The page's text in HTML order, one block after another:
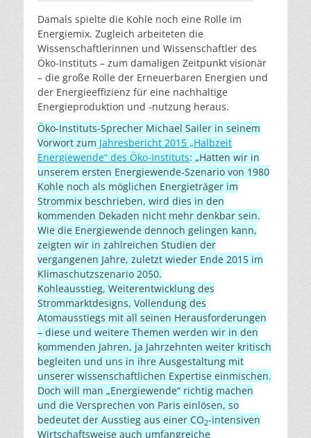
Damals spielte die Kohle noch eine Rolle im
Energiemix. Zugleich arbeiteten die
Wissenschaftlerinnen und Wissenschaftler des
Öko-Instituts – zum damaligen Zeitpunkt visionär
– die große Rolle der Erneuerbaren Energien und
der Energieeffizienz für eine nachhaltige
Energieproduktion und -nutzung heraus.
Öko-Instituts-Sprecher Michael Sailer in seinem
Vorwort zum Jahresbericht 2015 „Halbzeit
Energiewende“ des Öko-Instituts: „Hatten wir in
unserem ersten Energiewende-Szenario von 1980
Kohle noch als möglichen Energieträger im
Strommix beschrieben, wird dies in den
kommenden Dekaden nicht mehr denkbar sein.
Wie die Energiewende dennoch gelingen kann,
zeigten wir in zahlreichen Studien der
vergangenen Jahre, zuletzt wieder Ende 2015 im
Klimaschutzszenario 2050.
Kohleausstieg, Weiterentwicklung des
Strommarktdesigns, Vollendung des
Atomausstiegs mit all seinen Herausforderungen
– diese und weitere Themen werden wir in den
kommenden Jahren, ja Jahrzehnten weiter kritisch
begleiten und uns in ihre Ausgestaltung mit
unserer wissenschaftlichen Expertise einmischen.
Doch will man „Energiewende“ richtig machen
und die Versprechen von Paris einlösen, so
bedeutet der Ausstieg aus einer CO2-intensiven
Wirtschaftsweise auch umfangreiche